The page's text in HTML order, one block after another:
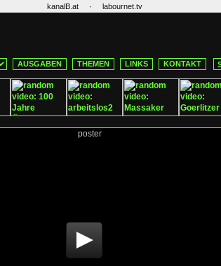
kanalB.at · labournet.tv
AUSGABEN THEMEN LINKS KONTAKT